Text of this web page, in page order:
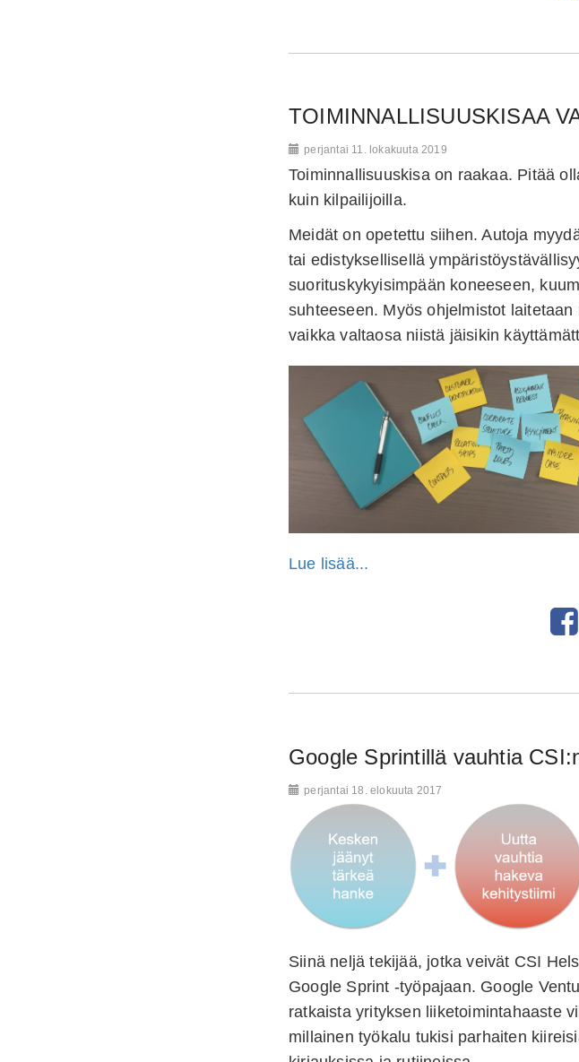
TOIMINNALLISUUSKISAA
perjantai 11. lokakuuta 2019
Toiminnallisuuskisa on raakaa. Pitää
kuin kilpailijoilla.
Meidät on opetettu siihen. Autoja
tai edistyksellisellä
suorituskykyisimpään koneeseen,
suhteeseen. Myös ohjelmistot
vaikka valtaosa niistä jäisikin
Lue lisää...
Google Sprintillä vauhtia
perjantai 18. elokuuta 2017
Siinä neljä tekijää, jotka veivät CSI
Google Sprint -työpajaan. Google
ratkaista yrityksen liiketoimintahaaste
millainen työkalu tukisi parhaiten